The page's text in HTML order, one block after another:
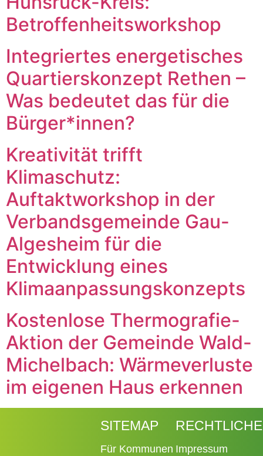
Betroffenheitsworkshop
Integriertes energetisches
Quartierskonzept Rethen –
Was bedeutet das für die
Bürger*innen?
Kreativität trifft
Klimaschutz:
Auftaktworkshop in der
Verbandsgemeinde Gau-
Algesheim für die
Entwicklung eines
Klimaanpassungskonzepts
Kostenlose Thermografie-
Aktion der Gemeinde Wald-
Michelbach: Wärmeverluste
im eigenen Haus erkennen
SITEMAP
Für Kommunen Impressum